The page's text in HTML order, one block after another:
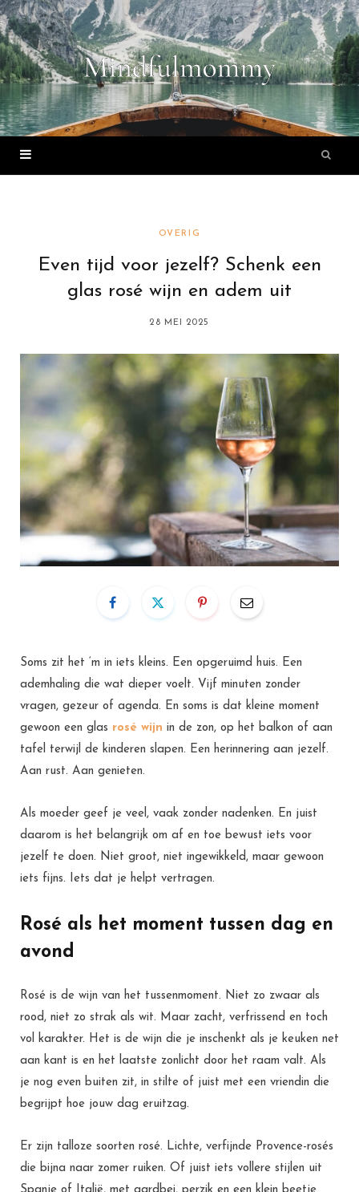
OVERIG
Even tijd voor jezelf? Schenk een
glas rosé wijn en adem uit
28 MEI 2025
Soms zit het ‘m in iets kleins. Een opgeruimd huis. Een
ademhaling die wat dieper voelt. Vijf minuten zonder
vragen, gezeur of agenda. En soms is dat kleine moment
gewoon een glas rosé wijn in de zon, op het balkon of aan
tafel terwijl de kinderen slapen. Een herinnering aan jezelf.
Aan rust. Aan genieten.
Als moeder geef je veel, vaak zonder nadenken. En juist
daarom is het belangrijk om af en toe bewust iets voor
jezelf te doen. Niet groot, niet ingewikkeld, maar gewoon
iets fijns. Iets dat je helpt vertragen.
Rosé als het moment tussen dag en
avond
Rosé is de wijn van het tussenmoment. Niet zo zwaar als
rood, niet zo strak als wit. Maar zacht, verfrissend en toch
vol karakter. Het is de wijn die je inschenkt als je keuken net
aan kant is en het laatste zonlicht door het raam valt. Als
je nog even buiten zit, in stilte of juist met een vriendin die
begrijpt hoe jouw dag eruitzag.
Er zijn talloze soorten rosé. Lichte, verfijnde Provence-rosés
die bijna naar zomer ruiken. Of juist iets vollere stijlen uit